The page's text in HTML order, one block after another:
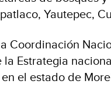
Yautepec,
Coordinación
Estrategia
el estado de